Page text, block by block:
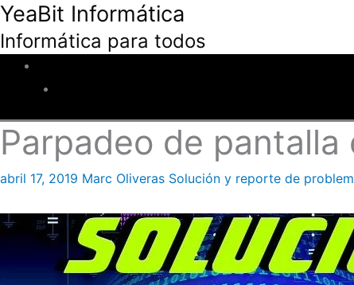
YeaBit Informática
Informática para todos
Parpadeo de pantalla
abril 17, 2019 Marc Oliveras Solución y reporte de